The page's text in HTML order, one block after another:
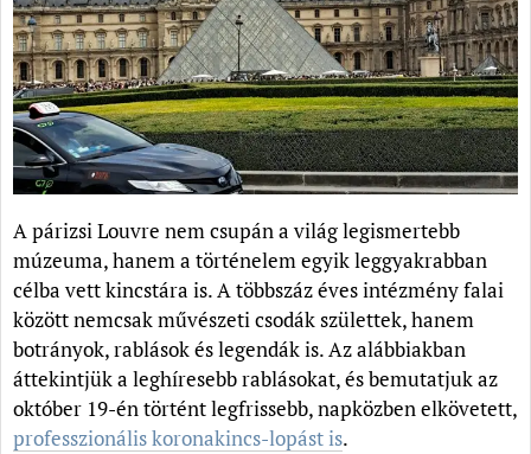
A párizsi Louvre nem csupán a világ legismertebb
múzeuma, hanem a történelem egyik leggyakrabban
célba vett kincstára is. A többszáz éves intézmény falai
között nemcsak művészeti csodák születtek, hanem
botrányok, rablások és legendák is. Az alábbiakban
áttekintjük a leghíresebb rablásokat, és bemutatjuk az
október 19-én történt legfrissebb, napközben elkövetett,
professzionális koronakincs-lopást is.